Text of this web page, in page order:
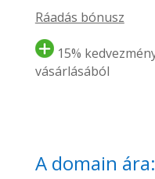
Ráadás bónusz
15%
vásárlásából
A domain